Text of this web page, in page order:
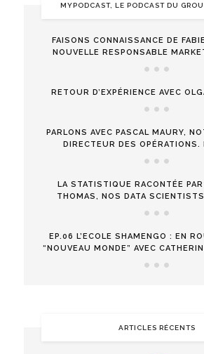
MYPODCAST, LE PODCAST DU
FAISONS CONNAISSANCE DE
NOUVELLE RESPONSABLE
RETOUR D’EXPÉRIENCE AVEC
PARLONS AVEC PASCAL MAURY,
DIRECTEUR DES OPÉRATIONS.
LA STATISTIQUE RACONTÉE
THOMAS, NOS DATA
EP.06 L’ECOLE SHAMENGO : EN
“NOUVEAU MONDE” AVEC
ARTICLES RÉCENTS